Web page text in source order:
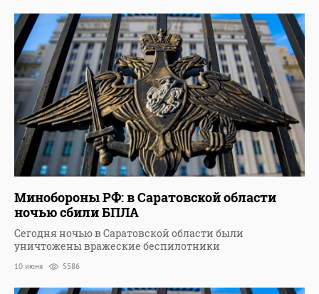
Минобороны РФ: в Саратовской области
ночью сбили БПЛА
Сегодня ночью в Саратовской области были
уничтожены вражеские беспилотники
10 июня 5586